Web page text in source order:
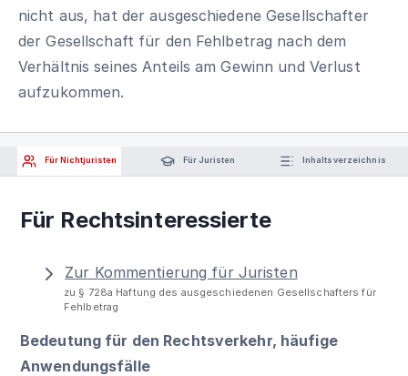
nicht aus, hat der ausgeschiedene Gesellschafter
der Gesellschaft für den Fehlbetrag nach dem
Verhältnis seines Anteils am Gewinn und Verlust
aufzukommen.
Für Nichtjuristen Für Juristen Inhaltsverzeichnis
Für Rechtsinteressierte
Zur Kommentierung für Juristen
zu § 728a Haftung des ausgeschiedenen Gesellschafters für
Fehlbetrag
Bedeutung für den Rechtsverkehr, häufige
Anwendungsfälle